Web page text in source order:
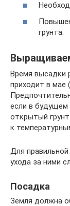
грунта.
Время высадки
приходит в мае
если в будущем
открытый
к
Для
ухода за ними
Посадка
Земля должна